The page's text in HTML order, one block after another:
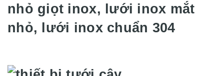
nhỏ giọt inox, lưới inox mắt
nhỏ, lưới inox chuẩn 304